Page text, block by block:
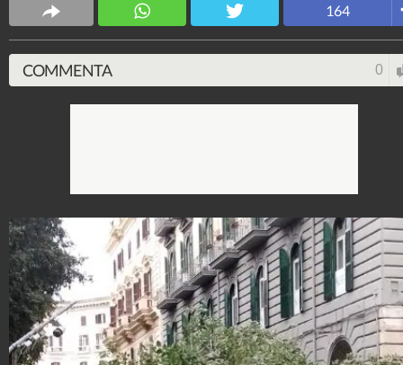
164
COMMENTA 0